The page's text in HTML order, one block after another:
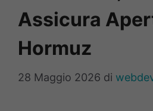
Assicura
Hormuz
28 Maggio 2026 di